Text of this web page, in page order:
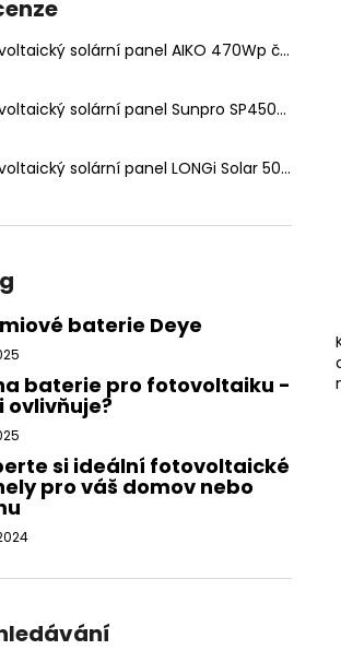
Fotovoltaický solární panel AIKO 470Wp černý rám, dvojité sklo
produktu je 5 z 5 hvězdiček.
Fotovoltaický solární panel Sunpro SP450-144M 450Wp HIEFF Twin Mono
produktu je 5 z 5 hvězdiček.
Fotovoltaický solární panel LONGi Solar 500Wp stříbrný rám
produktu je 5 z 5 hvězdiček.
baterie Deye
baterie pro fotovoltaiku -
ovlivňuje?
si ideální fotovoltaické
pro váš domov nebo
140MM DVOJITĚ NASTAVITELNÝ